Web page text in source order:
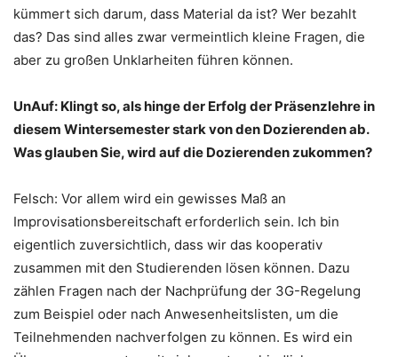
kümmert sich darum, dass Material da ist? Wer bezahlt
das? Das sind alles zwar vermeintlich kleine Fragen, die
aber zu großen Unklarheiten führen können.
UnAuf: Klingt so, als hinge der Erfolg der Präsenzlehre in
diesem Wintersemester stark von den Dozierenden ab.
Was glauben Sie, wird auf die Dozierenden zukommen?
Felsch: Vor allem wird ein gewisses Maß an
Improvisationsbereitschaft erforderlich sein. Ich bin
eigentlich zuversichtlich, dass wir das kooperativ
zusammen mit den Studierenden lösen können. Dazu
zählen Fragen nach der Nachprüfung der 3G-Regelung
zum Beispiel oder nach Anwesenheitslisten, um die
Teilnehmenden nachverfolgen zu können. Es wird ein